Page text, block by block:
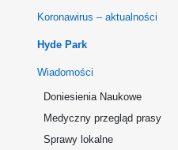
Koronawirus – aktualności
Hyde Park
Wiadomości
Doniesienia Naukowe
Medyczny przegląd prasy
Sprawy lokalne